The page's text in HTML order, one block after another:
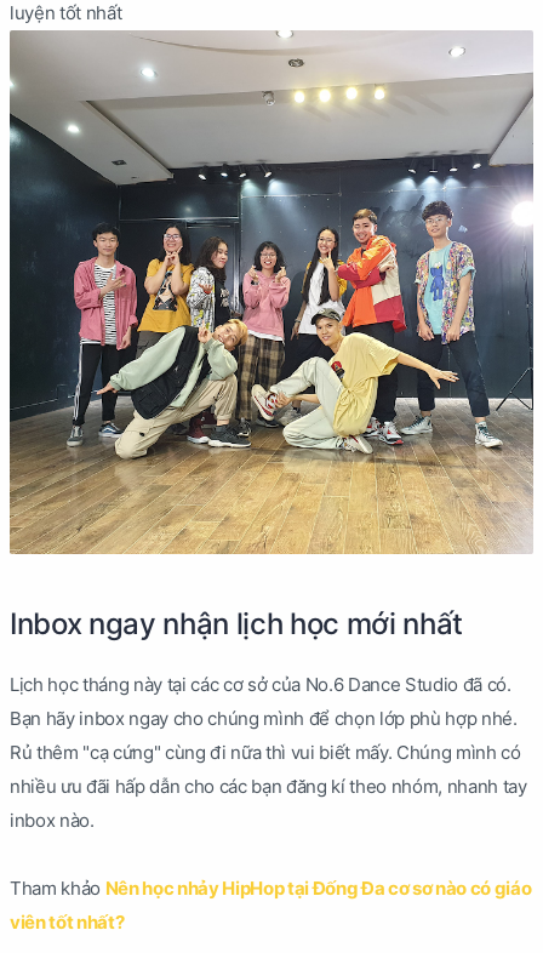
luyện tốt nhất
Inbox ngay nhận lịch học mới nhất
Lịch học tháng này tại các cơ sở của No.6 Dance Studio đã có.
Bạn hãy inbox ngay cho chúng mình để chọn lớp phù hợp nhé.
Rủ thêm "cạ cứng" cùng đi nữa thì vui biết mấy. Chúng mình có
nhiều ưu đãi hấp dẫn cho các bạn đăng kí theo nhóm, nhanh tay
inbox nào.
Tham khảo Nên học nhảy HipHop tại Đống Đa cơ sơ nào có giáo
viên tốt nhất?